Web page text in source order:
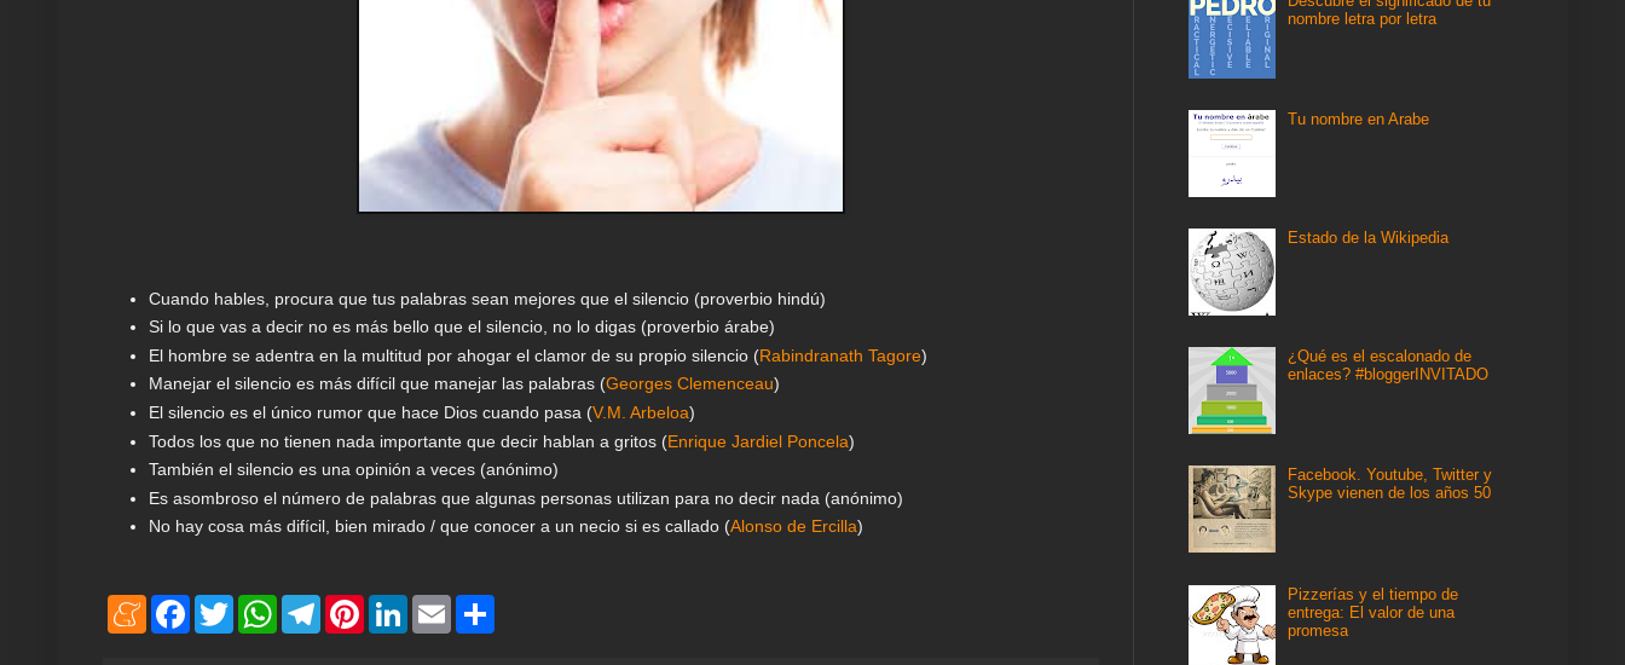
Cuando hables, procura que tus palabras sean mejores que el silencio (proverbio hindú)
Si lo que vas a decir no es más bello que el silencio, no lo digas (proverbio árabe)
El hombre se adentra en la multitud por ahogar el clamor de su propio silencio (Rabindranath Tagore)
Manejar el silencio es más difícil que manejar las palabras (Georges Clemenceau)
El silencio es el único rumor que hace Dios cuando pasa (V.M. Arbeloa)
Todos los que no tienen nada importante que decir hablan a gritos (Enrique Jardiel Poncela)
También el silencio es una opinión a veces (anónimo)
Es asombroso el número de palabras que algunas personas utilizan para no decir nada (anónimo)
No hay cosa más difícil, bien mirado / que conocer a un necio si es callado (Alonso de Ercilla)
M
F
T
w
W
T
P
L
E
nombre letra por letra
Tu nombre en Arabe
Estado de la Wikipedia
¿Qué es el escalonado de
enlaces? #bloggerINVITADO
Facebook. Youtube, Twitter y
Skype vienen de los años 50
Pizzerías y el tiempo de
entrega: El valor de una
promesa